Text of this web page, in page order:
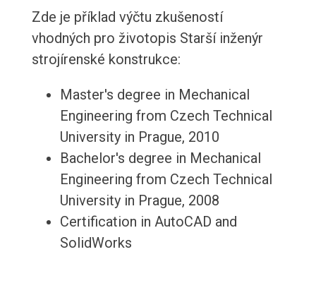
Zde je příklad výčtu zkušeností
vhodných pro životopis Starší inženýr
strojírenské konstrukce:
Master's degree in Mechanical
Engineering from Czech Technical
University in Prague, 2010
Bachelor's degree in Mechanical
Engineering from Czech Technical
University in Prague, 2008
Certification in AutoCAD and
SolidWorks